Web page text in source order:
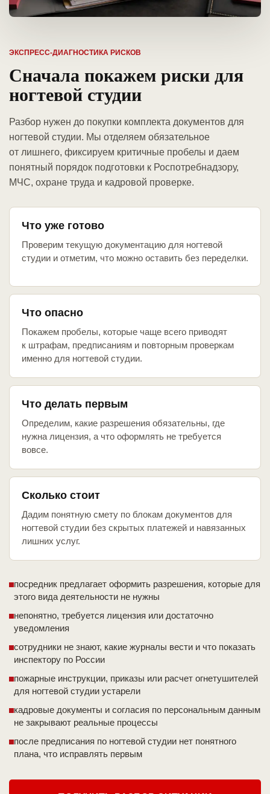
ЭКСПРЕСС-ДИАГНОСТИКА РИСКОВ
Сначала покажем риски для
ногтевой студии
Разбор нужен до покупки комплекта документов для
ногтевой студии. Мы отделяем обязательное
от лишнего, фиксируем критичные пробелы и даем
понятный порядок подготовки к Роспотребнадзору,
МЧС, охране труда и кадровой проверке.
Что уже готово
Проверим текущую документацию для ногтевой
студии и отметим, что можно оставить без переделки.
Что опасно
Покажем пробелы, которые чаще всего приводят
к штрафам, предписаниям и повторным проверкам
именно для ногтевой студии.
Что делать первым
Определим, какие разрешения обязательны, где
нужна лицензия, а что оформлять не требуется
вовсе.
Сколько стоит
Дадим понятную смету по блокам документов для
ногтевой студии без скрытых платежей и навязанных
лишних услуг.
посредник предлагает оформить разрешения, которые для
этого вида деятельности не нужны
непонятно, требуется лицензия или достаточно
уведомления
сотрудники не знают, какие журналы вести и что показать
инспектору по России
пожарные инструкции, приказы или расчет огнетушителей
для ногтевой студии устарели
кадровые документы и согласия по персональным данным
не закрывают реальные процессы
после предписания по ногтевой студии нет понятного
плана, что исправлять первым